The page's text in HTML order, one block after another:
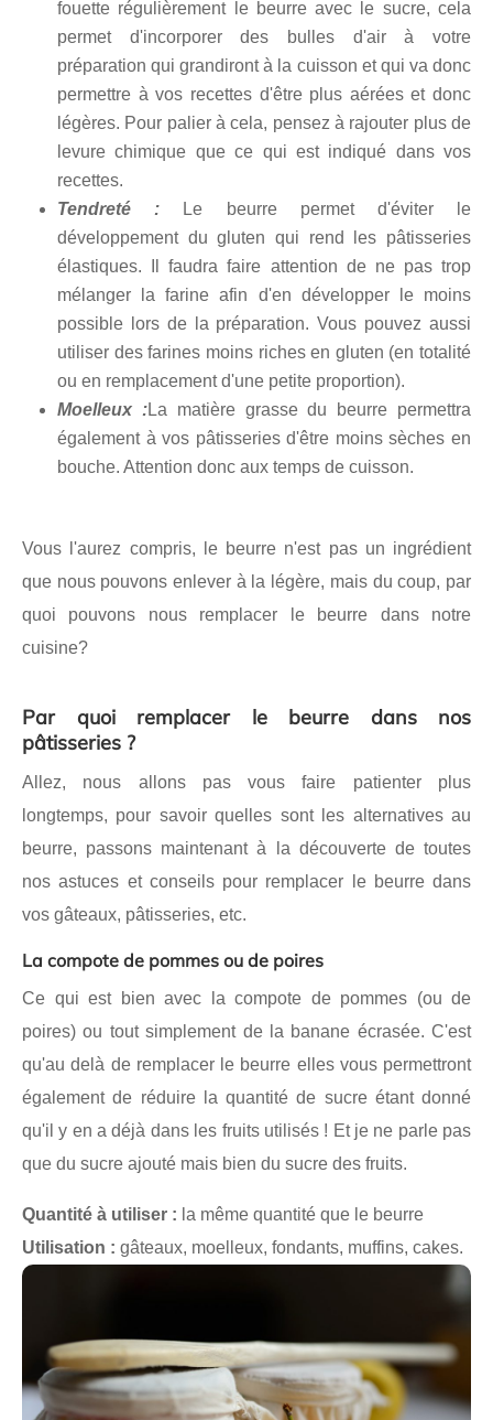
fouette régulièrement le beurre avec le sucre, cela
permet d'incorporer des bulles d'air à votre
préparation qui grandiront à la cuisson et qui va donc
permettre à vos recettes d'être plus aérées et donc
légères. Pour palier à cela, pensez à rajouter plus de
levure chimique que ce qui est indiqué dans vos
recettes.
Tendreté : Le beurre permet d'éviter le
développement du gluten qui rend les pâtisseries
élastiques. Il faudra faire attention de ne pas trop
mélanger la farine afin d'en développer le moins
possible lors de la préparation. Vous pouvez aussi
utiliser des farines moins riches en gluten (en totalité
ou en remplacement d'une petite proportion).
Moelleux :La matière grasse du beurre permettra
également à vos pâtisseries d'être moins sèches en
bouche. Attention donc aux temps de cuisson.
Vous l'aurez compris, le beurre n'est pas un ingrédient
que nous pouvons enlever à la légère, mais du coup, par
quoi pouvons nous remplacer le beurre dans notre
cuisine?
Par quoi remplacer le beurre dans nos
pâtisseries ?
Allez, nous allons pas vous faire patienter plus
longtemps, pour savoir quelles sont les alternatives au
beurre, passons maintenant à la découverte de toutes
nos astuces et conseils pour remplacer le beurre dans
vos gâteaux, pâtisseries, etc.
La compote de pommes ou de poires
Ce qui est bien avec la compote de pommes (ou de
poires) ou tout simplement de la banane écrasée. C'est
qu'au delà de remplacer le beurre elles vous permettront
également de réduire la quantité de sucre étant donné
qu'il y en a déjà dans les fruits utilisés ! Et je ne parle pas
que du sucre ajouté mais bien du sucre des fruits.
Quantité à utiliser : la même quantité que le beurre
Utilisation : gâteaux, moelleux, fondants, muffins, cakes.